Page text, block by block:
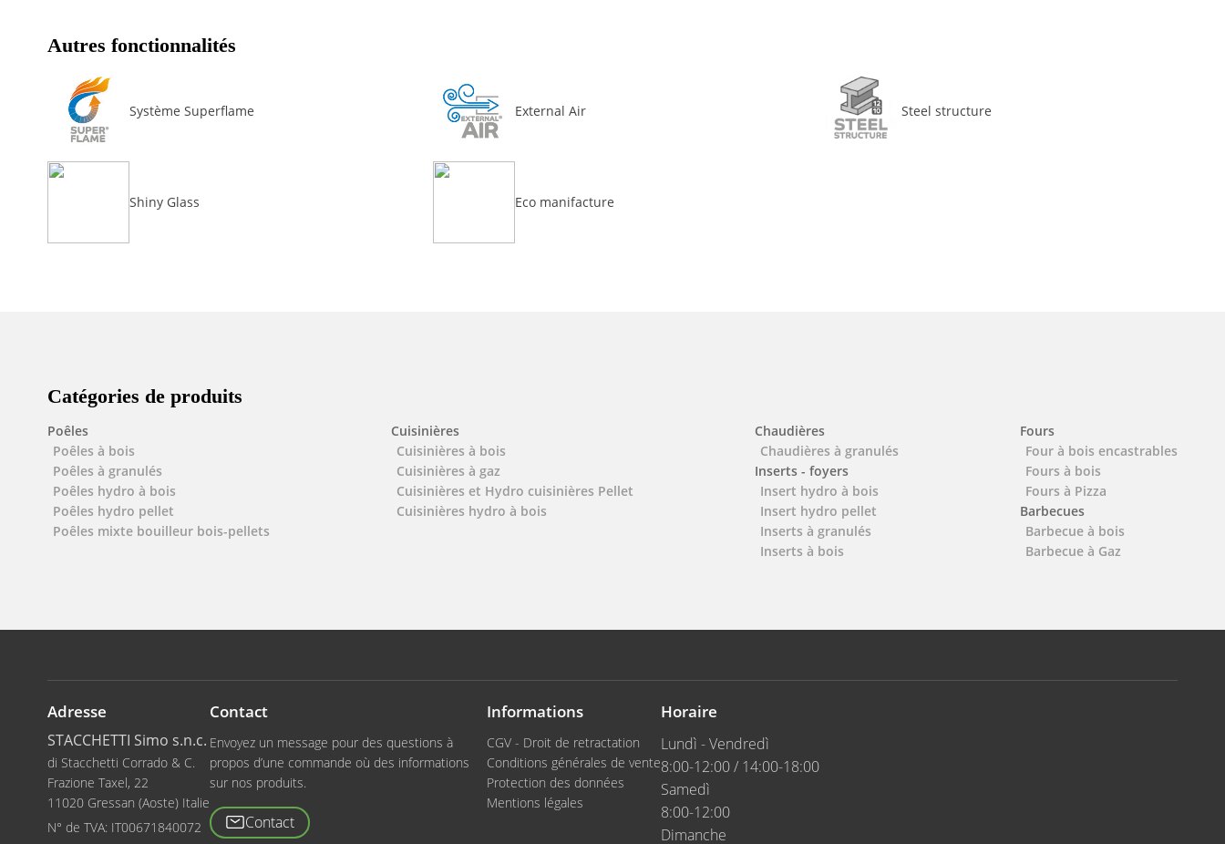
Autres fonctionnalités
Système Superflame External Air Steel structure
Shiny Glass Eco manifacture
Catégories de produits
Poêles
Poêles à bois
Poêles à granulés
Poêles hydro à bois
Poêles hydro pellet
Poêles mixte bouilleur bois-pellets
Cuisinières
Cuisinières à bois
Cuisinières à gaz
Cuisinières et Hydro cuisinières Pellet
Cuisinières hydro à bois
Chaudières
Chaudières à granulés
Inserts - foyers
Insert hydro à bois
Insert hydro pellet
Inserts à granulés
Inserts à bois
Fours
Four à bois encastrables
Fours à bois
Fours à Pizza
Barbecues
Barbecue à bois
Barbecue à Gaz
Adresse
STACCHETTI Simo s.n.c.
di Stacchetti Corrado & C.
Frazione Taxel, 22
11020 Gressan (Aoste) Italie
N° de TVA: IT00671840072
Contact
Envoyez un message pour des questions à
propos d’une commande où des informations
sur nos produits.
Contact
Informations
CGV - Droit de retractation
Conditions générales de vente
Protection des données
Mentions légales
Horaire
Lundì - Vendredì
8:00-12:00 / 14:00-18:00
Samedì
8:00-12:00
Dimanche